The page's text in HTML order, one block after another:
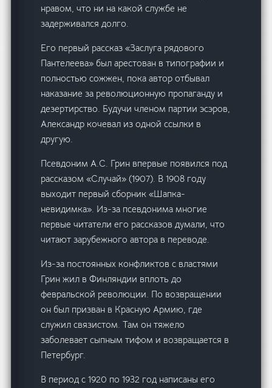
нравом, что ни на какой службе не
задерживался долго.
Его первый рассказ «Заслуга рядового
Пантелеева» был арестован в типографии и
полностью сожжен, пока автор отбывал
наказание за революционную пропаганду и
дезертирство. Будучи членом партии эсэров,
Александр кочевал из одной ссылки в
другую.
Псевдоним А.С. Грин впервые появился под
рассказом «Случай» (1907). В 1908 году
выходит первый сборник «Шапка-
невидимка». Из-за псевдонима многие
первые читатели его рассказов думали, что
читают зарубежного автора в переводе.
Из-за постоянных конфликтов с властями
Грин жил в Финляндии вплоть до
февральской революции. По возвращении
он был призван в Красную Армию, где
служил связистом. Там он тяжело
заболевает сыпным тифом и возвращается в
Петербург.
В период с 1920 по 1932 год написаны его